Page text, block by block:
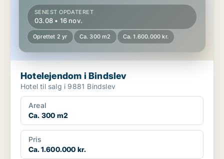
SENEST OPDATERET
03.08 • 16 nov.
Oprettet 2 yr Ca. 300 m2 Ca. 1.600.000 kr.
Hotelejendom i Bindslev
Hotel til salg i 9881 Bindslev
Areal
Ca. 300 m2
Pris
Ca. 1.600.000 kr.